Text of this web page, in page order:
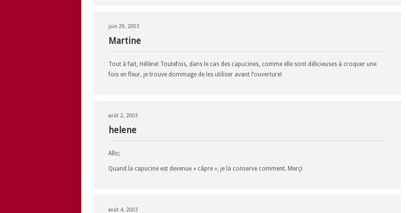
juin 29, 2003
Martine
Tout à fait, Hélène! Toutefois, dans le cas des capucines, comme elle sont délicieuses à croquer une
fois en fleur, je trouve dommage de les utiliser avant l’ouverture!
août 2, 2003
helene
Allo;
Quand la capucine est devenue « câpre », je la conserve comment. Merçi
août 4, 2003